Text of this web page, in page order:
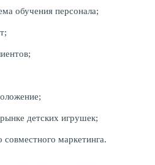
обучения персонала;
детских игрушек;
совместного маркетинга.